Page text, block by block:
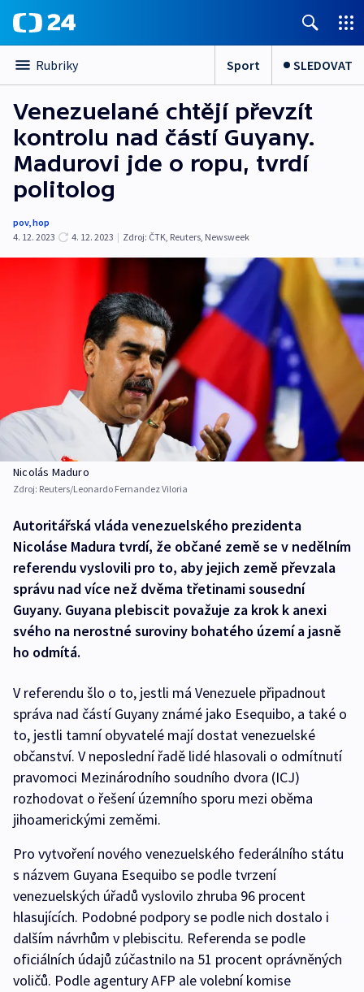
Rubriky Sport SLEDOVAT
Venezuelané chtějí převzít
kontrolu nad částí Guyany.
Madurovi jde o ropu, tvrdí
politolog
pov,hop
4. 12. 2023
4. 12. 2023 | Zdroj: ČTK, Reuters, Newsweek
Nicolás Maduro
Zdroj: Reuters/Leonardo Fernandez Viloria
Autoritářská vláda venezuelského prezidenta
Nicoláse Madura tvrdí, že občané země se v nedělním
referendu vyslovili pro to, aby jejich země převzala
správu nad více než dvěma třetinami sousední
Guyany. Guyana plebiscit považuje za krok k anexi
svého na nerostné suroviny bohatého území a jasně
ho odmítá.
V referendu šlo o to, jestli má Venezuele připadnout
správa nad částí Guyany známé jako Esequibo, a také o
to, jestli tamní obyvatelé mají dostat venezuelské
občanství. V neposlední řadě lidé hlasovali o odmítnutí
pravomoci Mezinárodního soudního dvora (ICJ)
rozhodovat o řešení územního sporu mezi oběma
jihoamerickými zeměmi.
Pro vytvoření nového venezuelského federálního státu
s názvem Guyana Esequibo se podle tvrzení
venezuelských úřadů vyslovilo zhruba 96 procent
hlasujících. Podobné podpory se podle nich dostalo i
dalším návrhům v plebiscitu. Referenda se podle
oficiálních údajů zúčastnilo na 51 procent oprávněných
voličů. Podle agentury AFP ale volební komise